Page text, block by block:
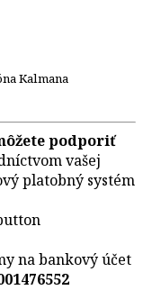
Kalmana
podporiť
vašej
platobný systém
na bankový účet